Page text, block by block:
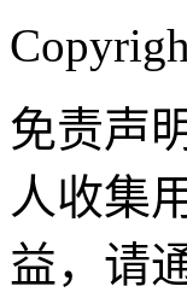
免责声
人收集
益，请